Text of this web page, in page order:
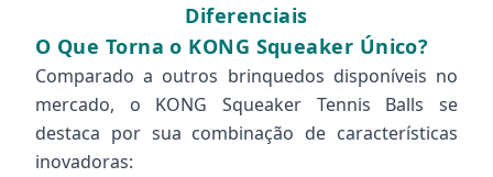
Diferenciais
O Que Torna o KONG Squeaker Único?
Comparado a outros brinquedos disponíveis no
mercado, o KONG Squeaker Tennis Balls se
destaca por sua combinação de características
inovadoras: